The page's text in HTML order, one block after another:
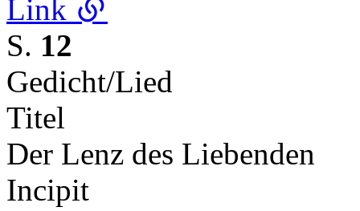
Link
S. 12
Gedicht/Lied
Titel
Der Lenz des Liebenden
Incipit